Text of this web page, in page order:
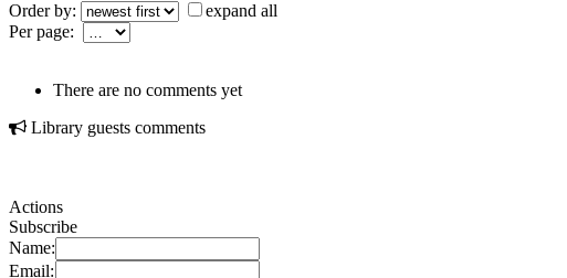
Order by:
expand all
Per page:
There are no comments yet
Library guests comments
Actions
Subscribe
Name:
Email: